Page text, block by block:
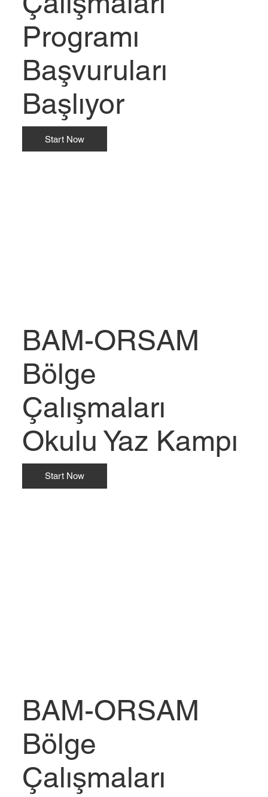
Programı
Başvuruları
Başlıyor
Start Now
BAM-ORSAM
Bölge
Çalışmaları
Okulu Yaz Kampı
Start Now
BAM-ORSAM
Bölge
Çalışmaları